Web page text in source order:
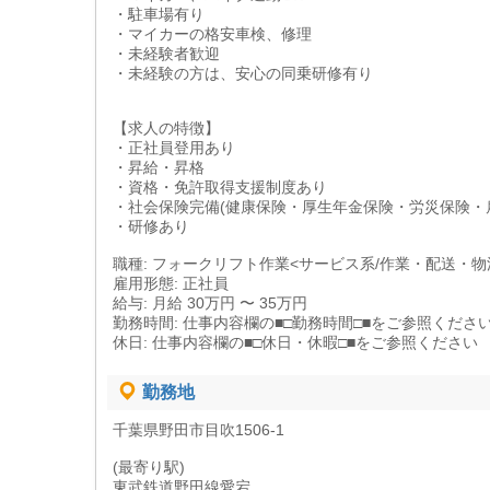
・駐車場有り
・マイカーの格安車検、修理
・未経験者歓迎
・未経験の方は、安心の同乗研修有り
【求人の特徴】
・正社員登用あり
・昇給・昇格
・資格・免許取得支援制度あり
・社会保険完備(健康保険・厚生年金保険・労災保険・
・研修あり
職種: フォークリフト作業<サービス系/作業・配送・物
雇用形態: 正社員
給与: 月給 30万円 〜 35万円
勤務時間: 仕事内容欄の■□勤務時間□■をご参照くださ
休日: 仕事内容欄の■□休日・休暇□■をご参照ください
勤務地
千葉県野田市目吹1506-1
(最寄り駅)